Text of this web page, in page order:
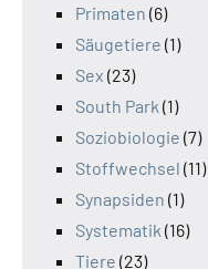
Primaten (6)
Säugetiere (1)
Sex (23)
South Park (1)
Soziobiologie (7)
Stoffwechsel (11)
Synapsiden (1)
Systematik (16)
Tiere (23)